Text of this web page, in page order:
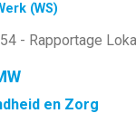
(WS)
- Rapportage
en Zorg